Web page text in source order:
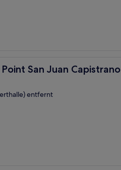
San Juan Capistrano
Juan Capistrano
entfernt